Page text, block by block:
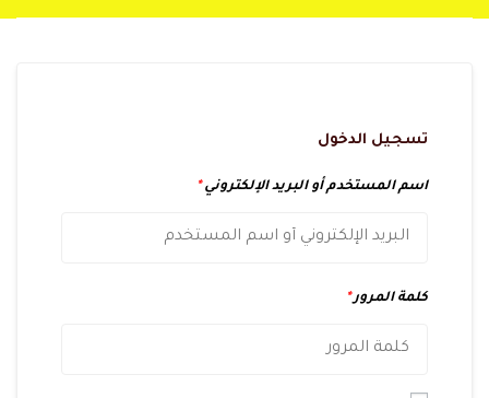
تسجيل الدخول
اسم المستخدم أو البريد الإلكتروني*
كلمة المرور*